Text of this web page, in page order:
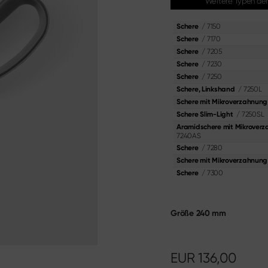
The Legend – Anniversary Edition
Shun Classic Red
Shun Kohen Set
Messer- & Geschenksets
Materialien & Pflege
Hier entdecken
Schere / 7150
Schere / 7170
Schere / 7205
Schere / 7230
Schere / 7250
Schere, Linkshand / 7250L
Schere mit Mikroverzahnung
Schere Slim-Light / 7250SL
Aramidschere mit
7240AS
Schere / 7280
Schere mit Mikroverzahnung
Schere / 7300
Größe240 mm
EUR 136,00